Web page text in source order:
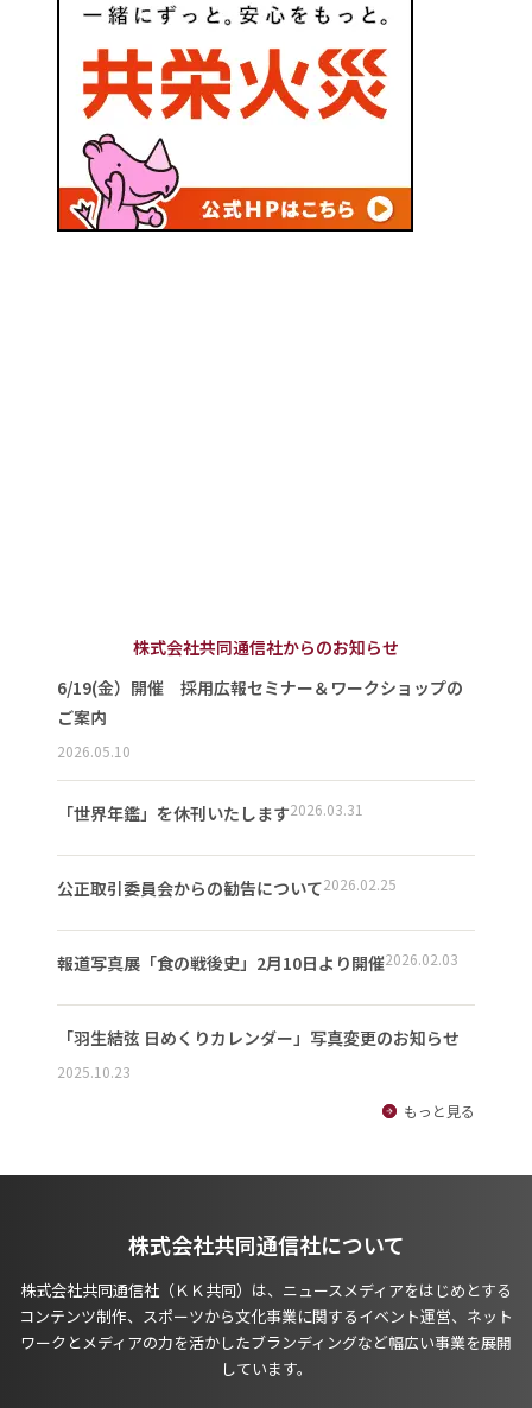
株式会社共同通信社からのお知らせ
6/19(金）開催 採用広報セミナー＆ワークショップの
ご案内
2026.05.10
「世界年鑑」を休刊いたします2026.03.31
公正取引委員会からの勧告について2026.02.25
報道写真展「食の戦後史」2月10日より開催2026.02.03
「羽生結弦 日めくりカレンダー」写真変更のお知らせ
2025.10.23
もっと見る
株式会社共同通信社について
株式会社共同通信社（ＫＫ共同）は、ニュースメディアをはじめとする
コンテンツ制作、スポーツから文化事業に関するイベント運営、ネット
ワークとメディアの力を活かしたブランディングなど幅広い事業を展開
しています。